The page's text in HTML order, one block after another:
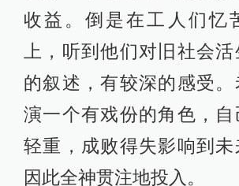
收益。倒是在工人们忆
上，听到他们对旧社会
的叙述，有较深的感受。
演一个有戏份的角色，自
轻重，成败得失影响到未
因此全神贯注地投入。